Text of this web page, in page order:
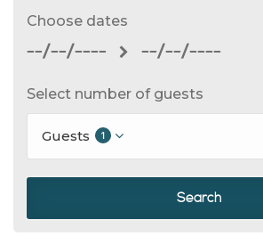
Choose dates
--/--/---- --/--/----
Select number of guests
Guests 1
Search